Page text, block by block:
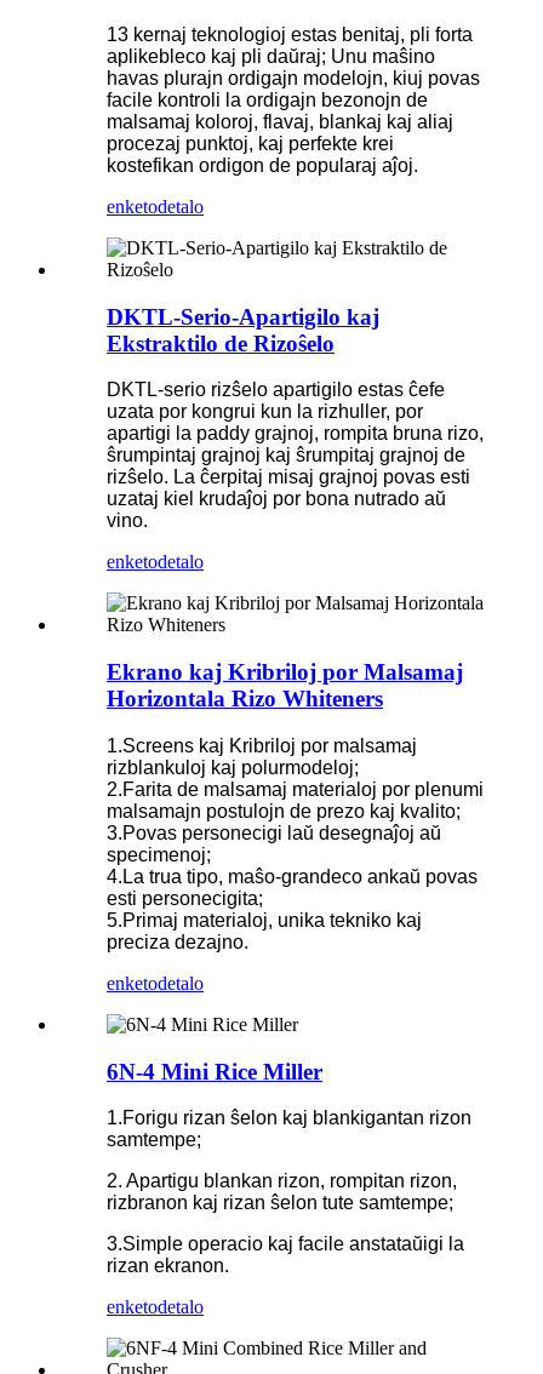
13 kernaj teknologioj estas benitaj, pli forta
aplikebleco kaj pli daŭraj; Unu maŝino
havas plurajn ordigajn modelojn, kiuj povas
facile kontroli la ordigajn bezonojn de
malsamaj koloroj, flavaj, blankaj kaj aliaj
procezaj punktoj, kaj perfekte krei
kostefikan ordigon de popularaj aĵoj.
enketodetalo
DKTL-Serio-Apartigilo kaj
Ekstraktilo de Rizoŝelo
DKTL-serio rizŝelo apartigilo estas ĉefe
uzata por kongrui kun la rizhuller, por
apartigi la paddy grajnoj, rompita bruna rizo,
ŝrumpintaj grajnoj kaj ŝrumpitaj grajnoj de
rizŝelo. La ĉerpitaj misaj grajnoj povas esti
uzataj kiel krudaĵoj por bona nutrado aŭ
vino.
enketodetalo
Ekrano kaj Kribriloj por Malsamaj
Horizontala Rizo Whiteners
1.Screens kaj Kribriloj por malsamaj
rizblankuloj kaj polurmodeloj;
2.Farita de malsamaj materialoj por plenumi
malsamajn postulojn de prezo kaj kvalito;
3.Povas personecigi laŭ desegnaĵoj aŭ
specimenoj;
4.La trua tipo, maŝo-grandeco ankaŭ povas
esti personecigita;
5.Primaj materialoj, unika tekniko kaj
preciza dezajno.
enketodetalo
6N-4 Mini Rice Miller
1.Forigu rizan ŝelon kaj blankigantan rizon
samtempe;
2. Apartigu blankan rizon, rompitan rizon,
rizbranon kaj rizan ŝelon tute samtempe;
3.Simple operacio kaj facile anstataŭigi la
rizan ekranon.
enketodetalo